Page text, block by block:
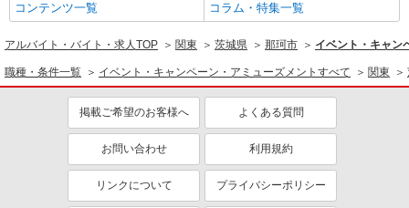
コンテンツ一覧
コラム・特集一覧
アルバイト・バイト・求人TOP 関東 茨城県 那珂市 イベント・キャン
職種・条件一覧 イベント・キャンペーン・アミューズメントすべて 関東
掲載ご希望のお客様へ よくある質問
お問い合わせ 利用規約
リンクについて プライバシーポリシー